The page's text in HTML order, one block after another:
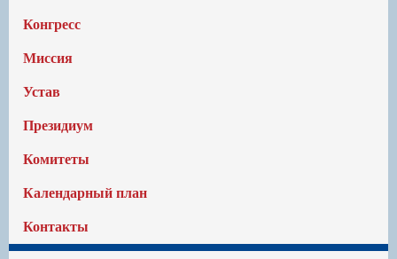
Конгресс
Миссия
Устав
Президиум
Комитеты
Календарный план
Контакты